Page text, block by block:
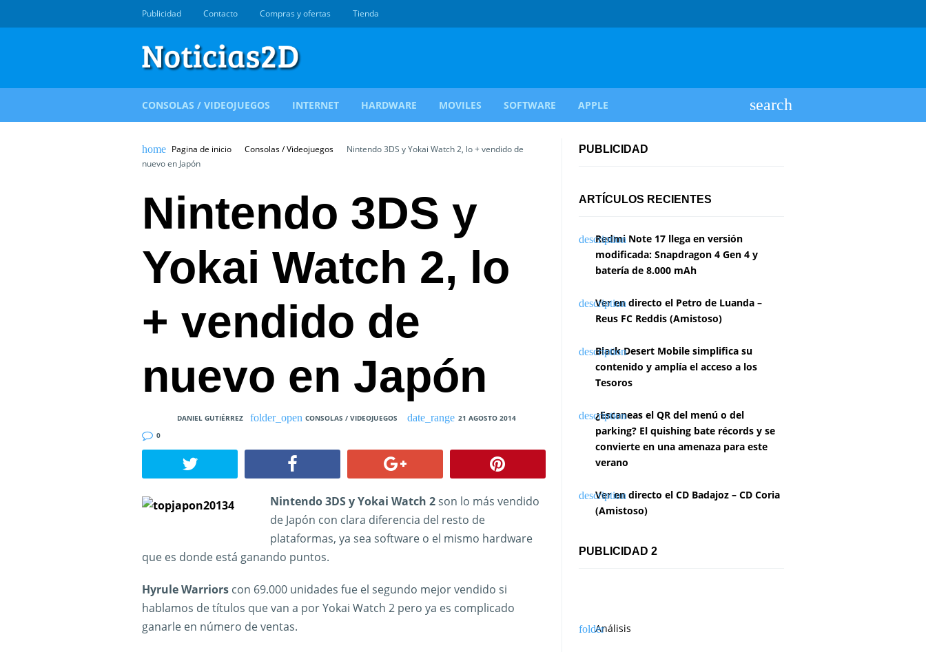
Publicidad Contacto Compras y ofertas Tienda
CONSOLAS / VIDEOJUEGOS INTERNET HARDWARE MOVILES SOFTWARE APPLE
Pagina de inicio Consolas / Videojuegos
Nintendo 3DS y Yokai Watch 2, lo + vendido de
nuevo en Japón
Nintendo 3DS y
Yokai Watch 2, lo
+ vendido de
nuevo en Japón
DANIEL GUTIÉRREZ CONSOLAS / VIDEOJUEGOS
21 AGOSTO 2014
0
Nintendo 3DS y Yokai Watch 2son lo más vendido
de Japón con clara diferencia del resto de
plataformas, ya sea software o el mismo hardware
que es donde está ganando puntos.
Hyrule Warriors con 69.000 unidades fue el segundo mejor vendido si
hablamos de títulos que van a por Yokai Watch 2 pero ya es complicado
ganarle en número de ventas.
PUBLICIDAD
ARTÍCULOS RECIENTES
Redmi Note 17 llega en versión
modificada: Snapdragon 4 Gen 4 y
batería de 8.000 mAh
Ver en directo el Petro de Luanda –
Reus FC Reddis (Amistoso)
Black Desert Mobile simplifica su
contenido y amplía el acceso a los
Tesoros
¿Escaneas el QR del menú o del
parking? El quishing bate récords y se
convierte en una amenaza para este
verano
Ver en directo el CD Badajoz – CD Coria
(Amistoso)
PUBLICIDAD 2
Análisis